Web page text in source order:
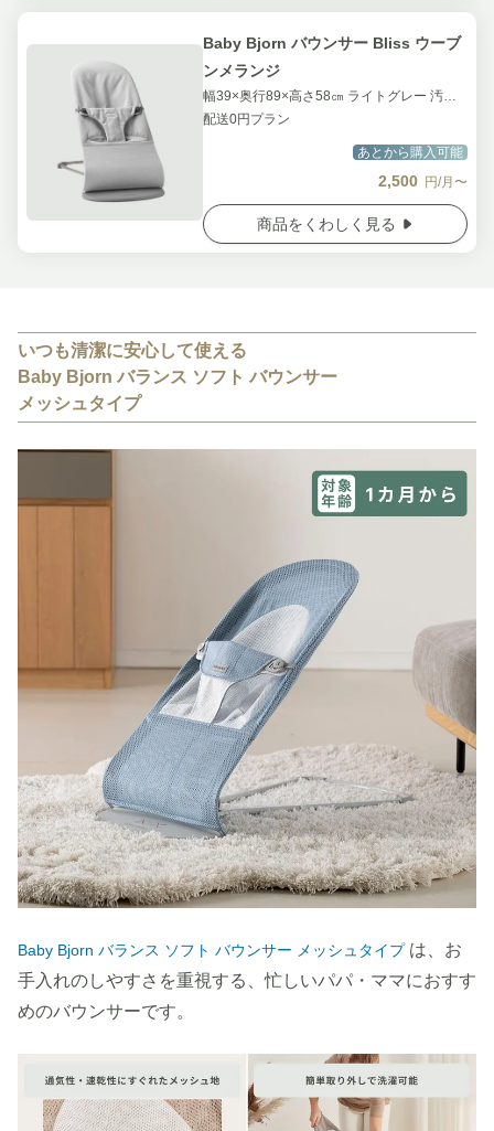
Baby Bjorn バウンサー Bliss ウーブ
ンメランジ
幅39×奥行89×高さ58㎝ ライトグレー 汚損補償 付き
配送0円プラン
あとから購入可能
2,500 円/月〜
商品をくわしく見る
いつも清潔に安心して使える
Baby Bjorn バランス ソフト バウンサー
メッシュタイプ
Baby Bjorn バランス ソフト バウンサー メッシュタイプ は、お
手入れのしやすさを重視する、忙しいパパ・ママにおすす
めのバウンサーです。